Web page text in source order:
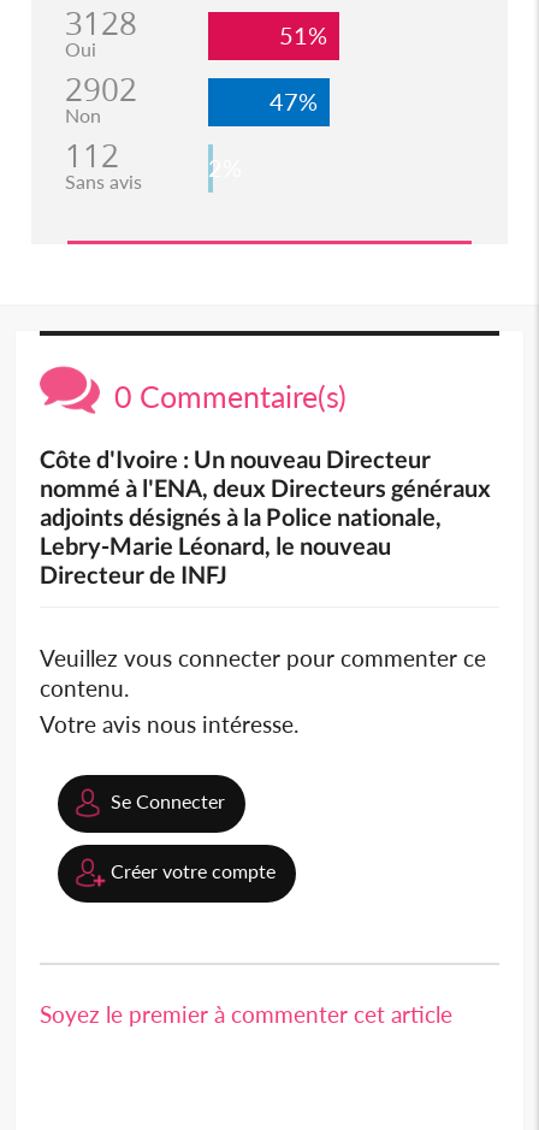
3128
Oui 51%
2902
Non 47%
112
Sans avis 2%
0 Commentaire(s)
Côte d'Ivoire : Un nouveau Directeur
nommé à l'ENA, deux Directeurs généraux
adjoints désignés à la Police nationale,
Lebry-Marie Léonard, le nouveau
Directeur de INFJ
Veuillez vous connecter pour commenter ce
contenu.
Votre avis nous intéresse.
Se Connecter
Créer votre compte
Soyez le premier à commenter cet article